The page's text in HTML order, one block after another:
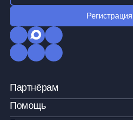
Регистрация
Партнёрам
Помощь